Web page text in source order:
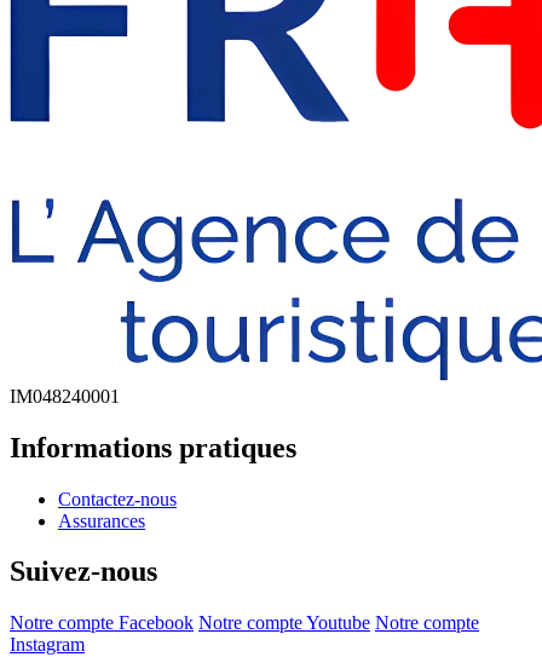
IM048240001
Informations pratiques
Contactez-nous
Assurances
Suivez-nous
Notre compte Facebook Notre compte Youtube Notre compte
Instagram